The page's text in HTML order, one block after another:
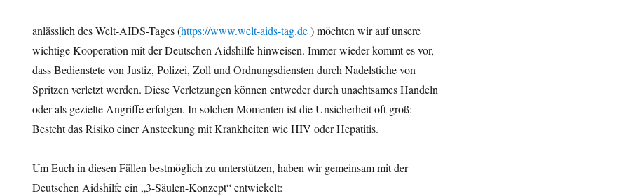
anlässlich des Welt-AIDS-Tages (https://www.welt-aids-tag.de) möchten wir auf unsere
wichtige Kooperation mit der Deutschen Aidshilfe hinweisen. Immer wieder kommt es vor,
dass Bedienstete von Justiz, Polizei, Zoll und Ordnungsdiensten durch Nadelstiche von
Spritzen verletzt werden. Diese Verletzungen können entweder durch unachtsames Handeln
oder als gezielte Angriffe erfolgen. In solchen Momenten ist die Unsicherheit oft groß:
Besteht das Risiko einer Ansteckung mit Krankheiten wie HIV oder Hepatitis.
Um Euch in diesen Fällen bestmöglich zu unterstützen, haben wir gemeinsam mit der
Deutschen Aidshilfe ein „3-Säulen-Konzept“ entwickelt: